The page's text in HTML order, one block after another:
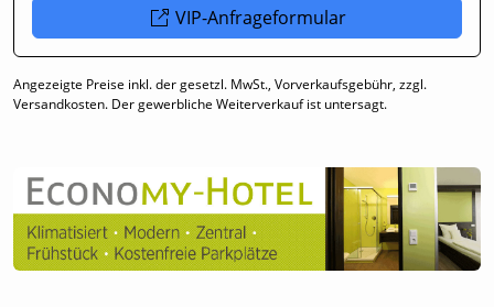
VIP-Anfrageformular
Angezeigte Preise inkl. der gesetzl. MwSt., Vorverkaufsgebühr, zzgl.
Versandkosten. Der gewerbliche Weiterverkauf ist untersagt.